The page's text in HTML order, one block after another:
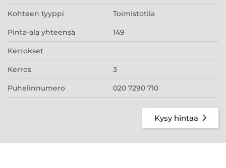
Kohteen tyyppi Toimistotila
Pinta-ala yhteensä 149
Kerrokset
Kerros 3
Puhelinnumero 020 7290 710
Kysy hintaa